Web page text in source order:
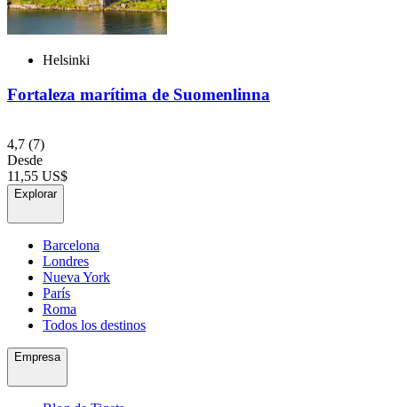
Helsinki
Fortaleza marítima de Suomenlinna
4,7 (7)
Desde
11,55 US$
Explorar
Barcelona
Londres
Nueva York
París
Roma
Todos los destinos
Empresa